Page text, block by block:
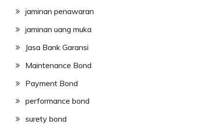
jaminan penawaran
jaminan uang muka
Jasa Bank Garansi
Maintenance Bond
Payment Bond
performance bond
surety bond